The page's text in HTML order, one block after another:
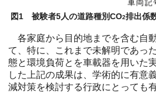
図1 被験者5人の道路種別CO2排出係
各家庭から目的地までを含む自
て、特に、これまで未解明であっ
態と環境負荷とを車載器を用いた
した上記の成果は、学術的に有意
減対策を検討する行政にとっても